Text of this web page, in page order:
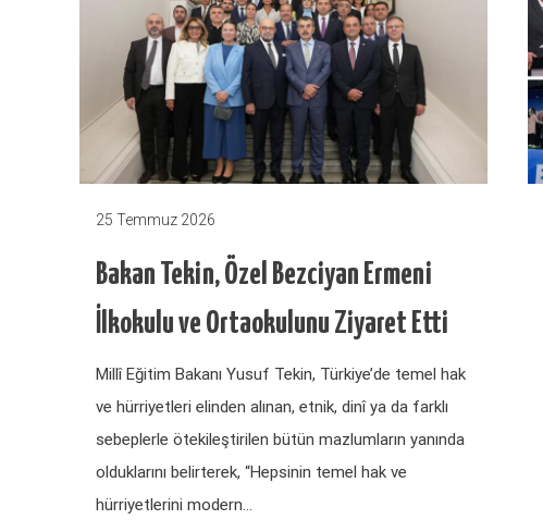
25 Temmuz 2026
Bakan Tekin, Özel Bezciyan Ermeni
İlkokulu ve Ortaokulunu Ziyaret Etti
Millî Eğitim Bakanı Yusuf Tekin, Türkiye’de temel hak
ve hürriyetleri elinden alınan, etnik, dinî ya da farklı
sebeplerle ötekileştirilen bütün mazlumların yanında
olduklarını belirterek, “Hepsinin temel hak ve
hürriyetlerini modern…